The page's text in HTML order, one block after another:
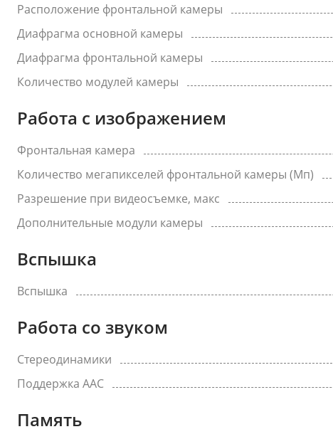
Расположение фронтальной камеры
Диафрагма основной камеры
Диафрагма фронтальной камеры
Количество модулей камеры
Работа с изображением
Фронтальная камера
Количество мегапикселей фронтальной камеры (Мп)
Разрешение при видеосъемке, макс
Дополнительные модули камеры
Вспышка
Вспышка
Работа со звуком
Стереодинамики
Поддержка AAC
Память